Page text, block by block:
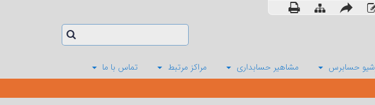
حسابرس مشاهیر حسابداری مراکز مرتبط تماس با ما